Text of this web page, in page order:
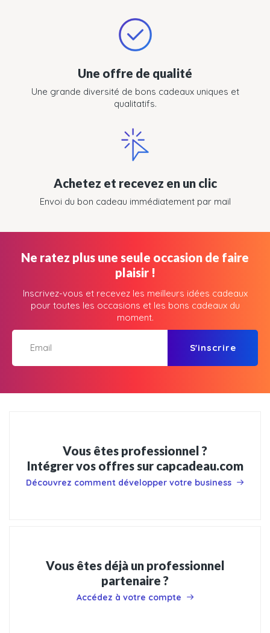
Une offre de qualité
Une grande diversité de bons cadeaux uniques et
qualitatifs.
Achetez et recevez en un clic
Envoi du bon cadeau immédiatement par mail
Ne ratez plus une seule occasion de faire
plaisir !
Inscrivez-vous et recevez les meilleurs idées cadeaux
pour toutes les occasions et les bons cadeaux du
moment.
S'inscrire
Vous êtes professionnel ?
Intégrer vos offres sur capcadeau.com
Découvrez comment développer votre business
Vous êtes déjà un professionnel
partenaire ?
Accédez à votre compte